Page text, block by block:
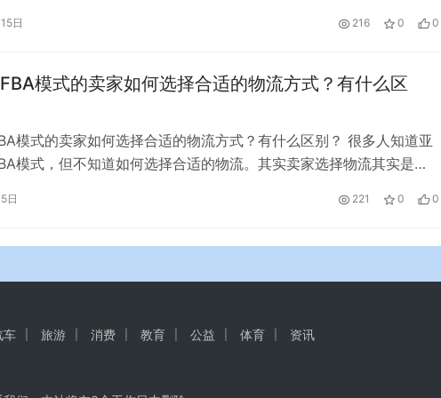
已有效封控。看哭了！这就是了不起的中国人！
日 216 0 0
模式的卖家如何选择合适的物流方式？有什么区
模式的卖家如何选择合适的物流方式？有什么区别？ 很多人知道亚
模式，但不知道如何选择合适的物流。其实卖家选择物流其实是有
择方法。 1.根据运输方式。 卖家对亚马逊FBA头条物流运输方式的选
日 221 0 0
车 旅游 消费 教育 公益 体育
资讯